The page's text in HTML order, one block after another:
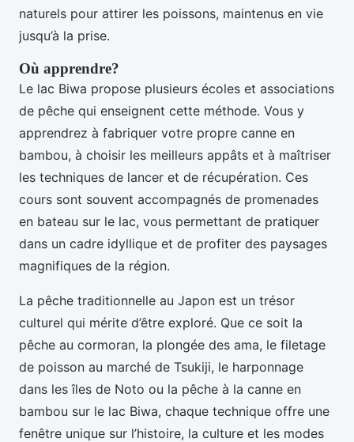
naturels pour attirer les poissons, maintenus en vie
jusqu’à la prise.
Où apprendre?
Le lac Biwa propose plusieurs écoles et associations
de pêche qui enseignent cette méthode. Vous y
apprendrez à fabriquer votre propre canne en
bambou, à choisir les meilleurs appâts et à maîtriser
les techniques de lancer et de récupération. Ces
cours sont souvent accompagnés de promenades
en bateau sur le lac, vous permettant de pratiquer
dans un cadre idyllique et de profiter des paysages
magnifiques de la région.
La pêche traditionnelle au Japon est un trésor
culturel qui mérite d’être exploré. Que ce soit la
pêche au cormoran, la plongée des ama, le filetage
de poisson au marché de Tsukiji, le harponnage
dans les îles de Noto ou la pêche à la canne en
bambou sur le lac Biwa, chaque technique offre une
fenêtre unique sur l’histoire, la culture et les modes